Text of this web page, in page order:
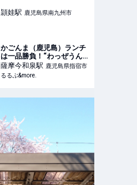
頴娃駅 鹿児島県南九州市
かごんま（鹿児島）ランチ
は一品勝負！“わっぜうんま
か”土鍋ごはん｜るるぶ
&more.
薩摩今和泉駅 鹿児島県指宿市
るるぶ&more.